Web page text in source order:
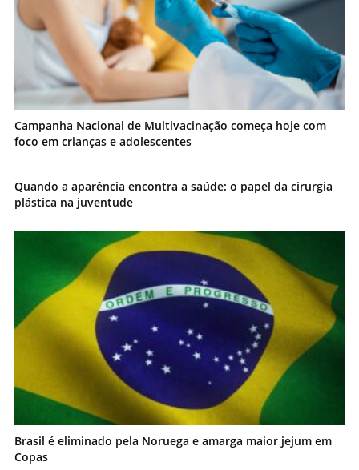
Campanha Nacional de Multivacinação começa hoje com
foco em crianças e adolescentes
Quando a aparência encontra a saúde: o papel da cirurgia
plástica na juventude
Brasil é eliminado pela Noruega e amarga maior jejum em
Copas